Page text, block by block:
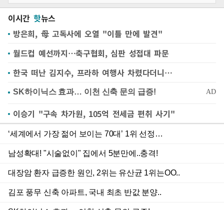
이시간 핫뉴스
방은희, 母 고독사에 오열 "이틀 만에 발견"
월드컵 예선까지…축구협회, 심판 성접대 파문
한국 떠난 김지수, 프라하 여행사 차렸다더니…
이승기 "구속 차가원, 105억 전세금 편취 사기"